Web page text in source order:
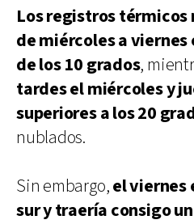
Los registros
de miércoles a
de los 10 grados,
tardes el miércoles y
superiores a los 20
nublados.
Sin embargo,el viernes
sur y traería consigo